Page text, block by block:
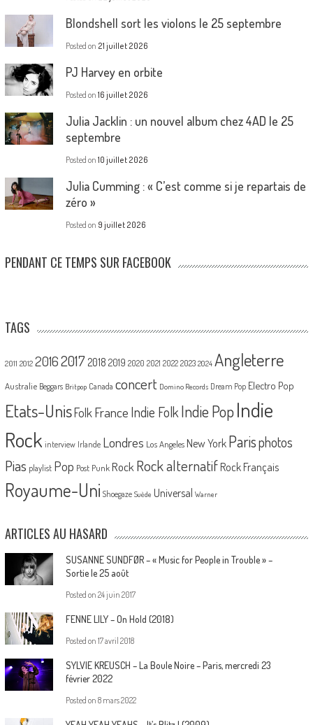
Blondshell sort les violons le 25 septembre
Posted on 21 juillet 2026
PJ Harvey en orbite
Posted on 16 juillet 2026
Julia Jacklin : un nouvel album chez 4AD le 25
septembre
Posted on 10 juillet 2026
Julia Cumming : « C’est comme si je repartais de
zéro »
Posted on 9 juillet 2026
PENDANT CE TEMPS SUR FACEBOOK
TAGS
2011 2012 20162017 2018 2019 2020 2021 2022 2023 2024 Angleterre
Australie Beggars Britpop Canada concert Domino Records Dream Pop Electro Pop
Etats-UnisFolk France Indie Folk Indie PopIndie
Rock interview Irlande Londres Los Angeles New York Parisphotos
Pias playlist Pop Post Punk Rock Rock alternatif Rock Français
Royaume-Uni Shoegaze Suède Universal Warner
ARTICLES AU HASARD
SUSANNE SUNDFØR – « Music for People in Trouble » –
Sortie le 25 août
Posted on 24 juin 2017
FENNE LILY – On Hold (2018)
Posted on 17 avril 2018
SYLVIE KREUSCH – La Boule Noire – Paris, mercredi 23
février 2022
Posted on 8 mars 2022